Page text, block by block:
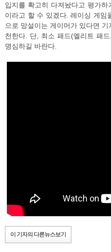
입지를 확고히 다져놨다고 평가
이라고 할 수 있겠다. 레이싱 게임
으로 망설이는 게이머가 있다면
천한다. 단, 최소 패드(엘리트 패
명심하길 바란다.
이 기자의 다른뉴스보기